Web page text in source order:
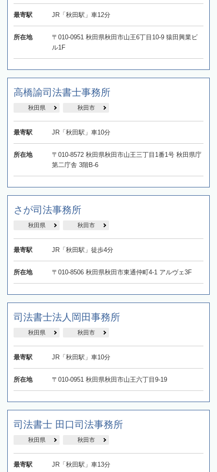
最寄駅 JR「秋田駅」車12分
所在地
〒010-0951 秋田県秋田市山王6丁目10-9 猿田興業ビ
ル1F
高橋諭司法書士事務所
秋田県 秋田市
最寄駅 JR「秋田駅」車10分
所在地
〒010-8572 秋田県秋田市山王三丁目1番1号 秋田県庁
第二庁舎 3階B-6
さが司法事務所
秋田県 秋田市
最寄駅 JR「秋田駅」徒歩4分
所在地 〒010-8506 秋田県秋田市東通仲町4-1 アルヴェ3F
司法書士法人岡田事務所
秋田県 秋田市
最寄駅 JR「秋田駅」車10分
所在地 〒010-0951 秋田県秋田市山王六丁目9-19
司法書士 田口司法事務所
秋田県 秋田市
最寄駅 JR「秋田駅」車13分